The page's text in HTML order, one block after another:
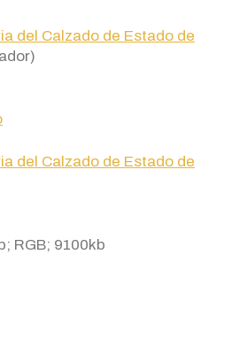
del Calzado de Estado de
del Calzado de Estado de
RGB; 9100kb